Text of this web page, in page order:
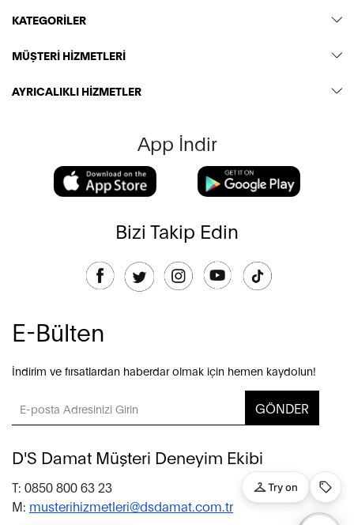
KATEGORİLER
MÜŞTERİ HİZMETLERİ
AYRICALIKLI HİZMETLER
App İndir
Bizi Takip Edin
E-Bülten
İndirim ve fırsatlardan haberdar olmak için hemen kaydolun!
GÖNDER
D'S Damat Müşteri Deneyim Ekibi
T: 0850 800 63 23
M: musterihizmetleri@dsdamat.com.tr